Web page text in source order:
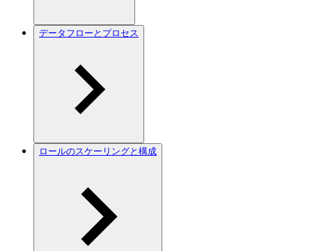
データフローとプロセス
ロールのスケーリングと構成